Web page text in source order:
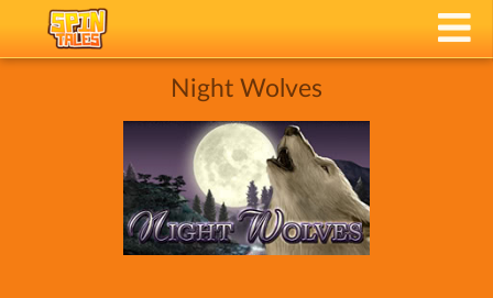
Night Wolves